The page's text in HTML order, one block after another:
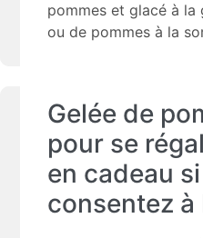
pommes et glacé à la
ou de pommes à la
Gelée de
pour se
en cadeau
consentez